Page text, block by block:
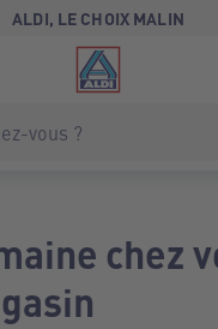
ALDI, LE CHOIX MALIN
chez